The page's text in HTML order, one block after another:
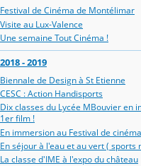
Festival de Cinéma de Montélimar
Visite au Lux-Valence
Une semaine Tout Cinéma !
2018 - 2019
Biennale de Design à St Etienne
CESC : Action Handisports
Dix classes du Lycée MBouvier en
1er film !
En immersion au Festival de
En séjour à l'eau et au vert ( sports
La classe d'IME à l'expo du château